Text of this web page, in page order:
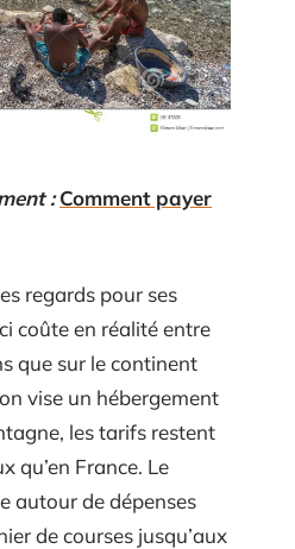
: Comment payer
regards pour ses
coûte en réalité entre
que sur le continent
vise un hébergement
les tarifs restent
qu’en France. Le
autour de dépenses
de courses jusqu’aux